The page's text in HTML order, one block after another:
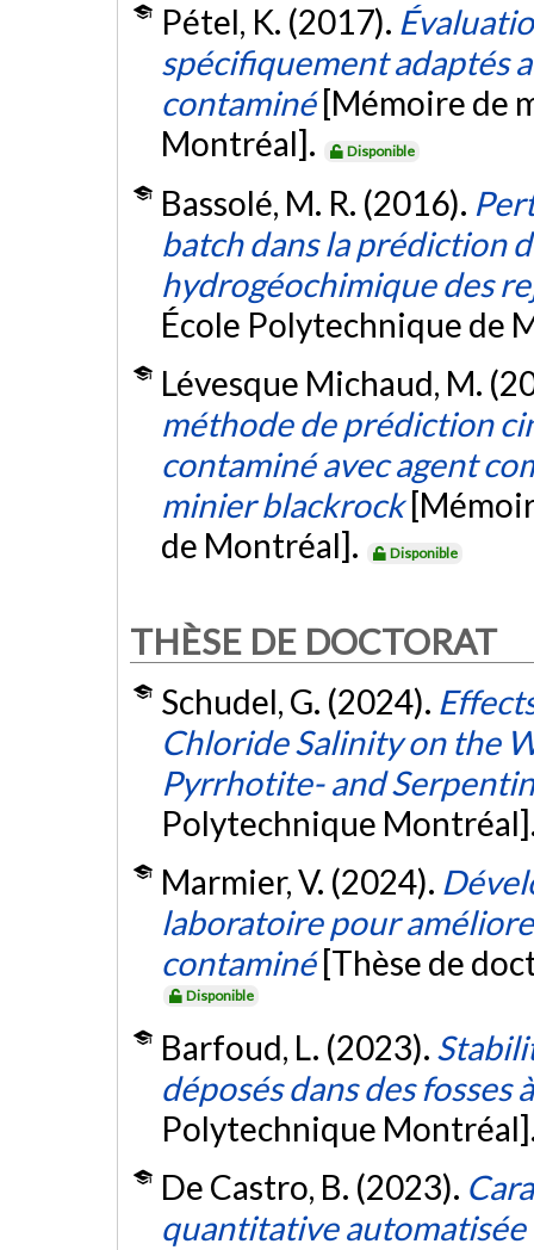
Pétel, K. (2017).
spécifiquement adaptés
contaminé [Mémoire de
Montréal].
Disponible
Bassolé, M. R. (2016).
batch dans la prédiction
hydrogéochimique des
École Polytechnique de
Lévesque Michaud, M.
méthode de prédiction
contaminé avec agent
minier blackrock
de Montréal].
Disponible
THÈSE DE DOCTORAT
Schudel, G. (2024).
Chloride Salinity on the
Pyrrhotite- and
Polytechnique
Marmier, V. (2024).
laboratoire pour
contaminé [Thèse de
Disponible
Barfoud, L. (2023).
déposés dans des fosses
Polytechnique
De Castro, B. (2023).
quantitative